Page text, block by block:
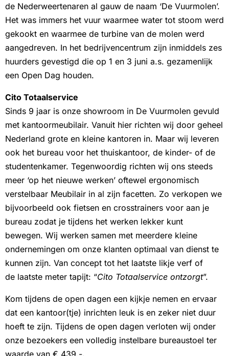
de Nederweertenaren al gauw de naam ‘De Vuurmolen’.
Het was immers het vuur waarmee water tot stoom werd
gekookt en waarmee de turbine van de molen werd
aangedreven. In het bedrijvencentrum zijn inmiddels zes
huurders gevestigd die op 1 en 3 juni a.s. gezamenlijk
een Open Dag houden.
Cito Totaalservice
Sinds 9 jaar is onze showroom in De Vuurmolen gevuld
met kantoormeubilair. Vanuit hier richten wij door geheel
Nederland grote en kleine kantoren in. Maar wij leveren
ook het bureau voor het thuiskantoor, de kinder- of de
studentenkamer. Tegenwoordig richten wij ons steeds
meer ‘op het nieuwe werken’ oftewel ergonomisch
verstelbaar Meubilair in al zijn facetten. Zo verkopen we
bijvoorbeeld ook fietsen en crosstrainers voor aan je
bureau zodat je tijdens het werken lekker kunt
bewegen. Wij werken samen met meerdere kleine
ondernemingen om onze klanten optimaal van dienst te
kunnen zijn. Van concept tot het laatste likje verf of
de laatste meter tapijt: “Cito Totaalservice ontzorgt”.
Kom tijdens de open dagen een kijkje nemen en ervaar
dat een kantoor(tje) inrichten leuk is en zeker niet duur
hoeft te zijn. Tijdens de open dagen verloten wij onder
onze bezoekers een volledig instelbare bureaustoel ter
waarde van € 439,-.